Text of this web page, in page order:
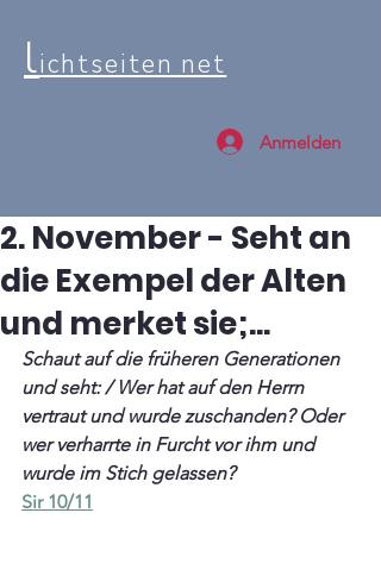
lichtseiten net
Anmelden
2. November - Seht an
die Exempel der Alten
und merket sie;...
Schaut auf die früheren Generationen
und seht: / Wer hat auf den Herrn
vertraut und wurde zuschanden? Oder
wer verharrte in Furcht vor ihm und
wurde im Stich gelassen?
Sir 10/11